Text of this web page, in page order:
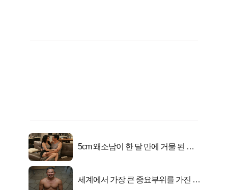
5cm 왜소남이 한 달 만에 거물 된 사
세계에서 가장 큰 중요부위를 가진 남